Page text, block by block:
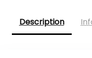
Description